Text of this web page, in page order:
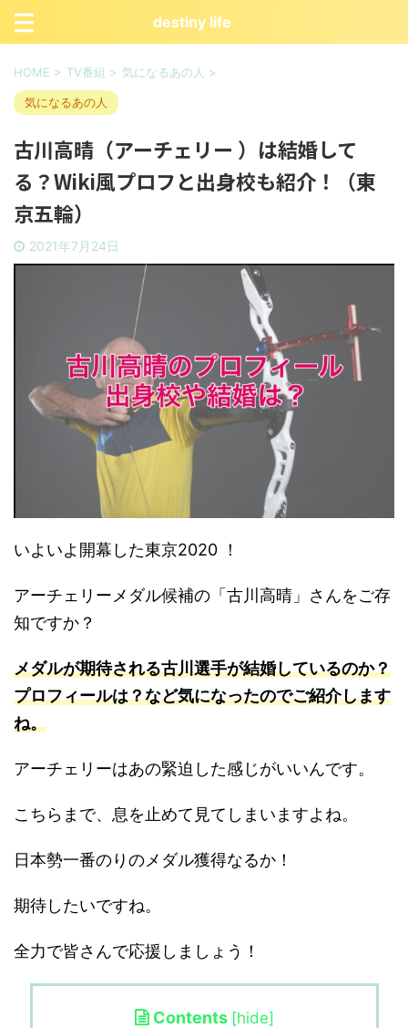
destiny life
HOME > TV番組 > 気になるあの人 >
気になるあの人
古川高晴（アーチェリー ）は結婚して
る？Wiki風プロフと出身校も紹介！（東
京五輪）
2021年7月24日
いよいよ開幕した東京2020 ！
アーチェリーメダル候補の「古川高晴」さんをご存
知ですか？
メダルが期待される古川選手が結婚しているのか？
プロフィールは？など気になったのでご紹介します
ね。
アーチェリーはあの緊迫した感じがいいんです。
こちらまで、息を止めて見てしまいますよね。
日本勢一番のりのメダル獲得なるか！
期待したいですね。
全力で皆さんで応援しましょう！
Contents [hide]